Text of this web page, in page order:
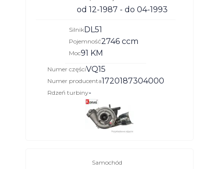
od 12-1987 - do 04-1993
SilnikDL51
Pojemność2746 ccm
Moc91 KM
Numer częściVQ15
Numer producenta1720187304000
Rdzeń turbiny-
Samochód